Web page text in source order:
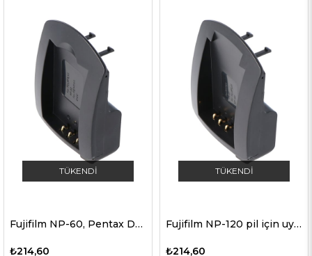
TÜKENDI
Fujifilm NP-60, Pentax D-L12, Olympus Li-20B için şarj cihazı
₺214,60
TÜKENDI
Fujifilm NP-120 pil için uygun AccuCell şarj istasyonu
₺214,60